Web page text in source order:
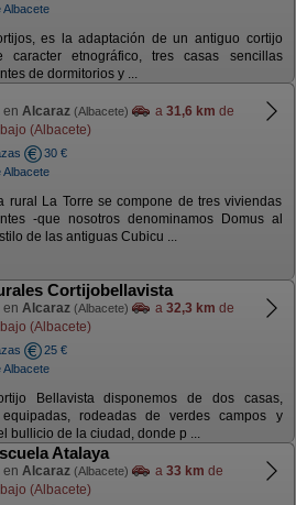
Albacete
es la adaptación de un antiguo cortijo
caracter etnográfico, tres casas sencillas
de dormitorios y ...
en Alcaraz (Albacete) a 31,6 km de
(Albacete)
30 €
Albacete
rural La Torre se compone de tres viviendas
-que nosotros denominamos Domus al
de las antiguas Cubicu ...
Cortijobellavista
en Alcaraz (Albacete) a 32,3 km de
(Albacete)
25 €
Albacete
Bellavista disponemos de dos casas,
equipadas, rodeadas de verdes campos y
bullicio de la ciudad, donde p ...
Atalaya
en Alcaraz (Albacete) a 33 km de
(Albacete)